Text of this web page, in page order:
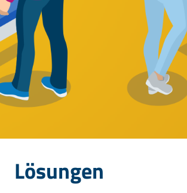
Lösungen